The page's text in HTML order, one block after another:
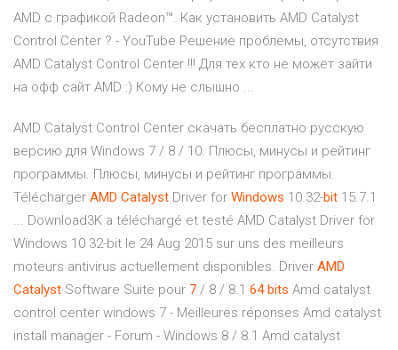
AMD с графикой Radeon™. Как установить AMD Catalyst
Control Center ? - YouTube Решение проблемы, отсутствия
AMD Catalyst Control Center !!! Для тех кто не может зайти
на офф сайт AMD :) Кому не слышно ...
AMD Catalyst Control Center скачать бесплатно русскую
версию для Windows 7 / 8 / 10. Плюсы, минусы и рейтинг
программы. Плюсы, минусы и рейтинг программы.
Télécharger AMD Catalyst Driver for Windows 10 32-bit 15.7.1
... Download3K a téléchargé et testé AMD Catalyst Driver for
Windows 10 32-bit le 24 Aug 2015 sur uns des meilleurs
moteurs antivirus actuellement disponibles. Driver AMD
Catalyst Software Suite pour 7 / 8 / 8.1 64 bits Amd catalyst
control center windows 7 - Meilleures réponses Amd catalyst
install manager - Forum - Windows 8 / 8.1 Amd catalyst